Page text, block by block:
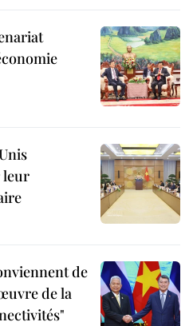
leur
de
de la